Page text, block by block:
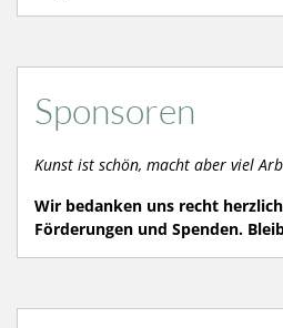
Sponsoren
Kunst ist schön, macht aber viel
Wir bedanken uns recht
Förderungen und Spenden.